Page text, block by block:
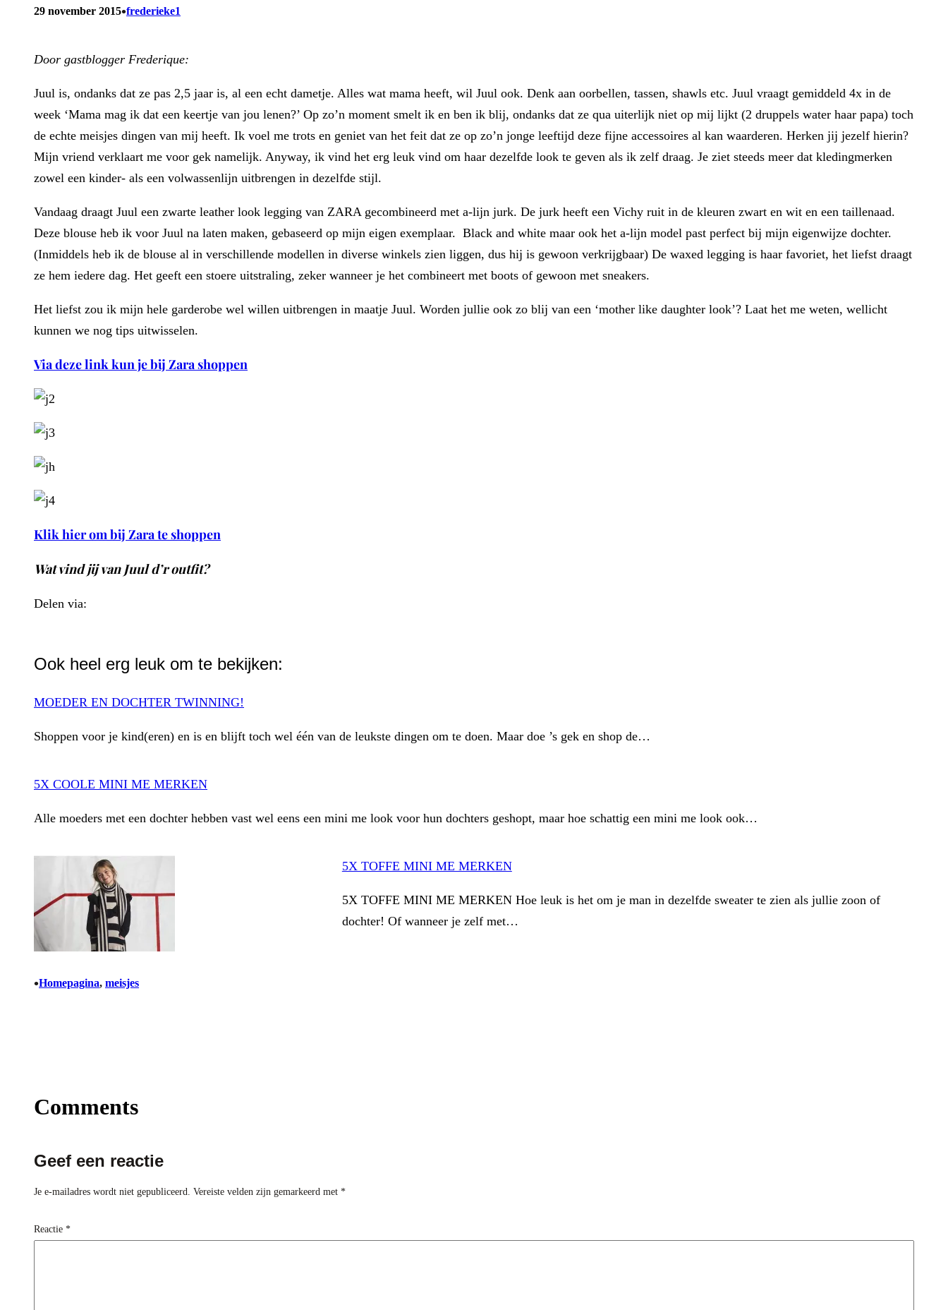
29 november 2015•frederieke1
Door gastblogger Frederique:
Juul is, ondanks dat ze pas 2,5 jaar is, al een echt dametje. Alles wat mama heeft, wil Juul ook. Denk aan oorbellen, tassen, shawls etc. Juul vraagt gemiddeld 4x in de
week ‘Mama mag ik dat een keertje van jou lenen?’ Op zo’n moment smelt ik en ben ik blij, ondanks dat ze qua uiterlijk niet op mij lijkt (2 druppels water haar papa) toch
de echte meisjes dingen van mij heeft. Ik voel me trots en geniet van het feit dat ze op zo’n jonge leeftijd deze fijne accessoires al kan waarderen. Herken jij jezelf hierin?
Mijn vriend verklaart me voor gek namelijk. Anyway, ik vind het erg leuk vind om haar dezelfde look te geven als ik zelf draag. Je ziet steeds meer dat kledingmerken
zowel een kinder- als een volwassenlijn uitbrengen in dezelfde stijl.
Vandaag draagt Juul een zwarte leather look legging van ZARA gecombineerd met a-lijn jurk. De jurk heeft een Vichy ruit in de kleuren zwart en wit en een taillenaad.
Deze blouse heb ik voor Juul na laten maken, gebaseerd op mijn eigen exemplaar. Black and white maar ook het a-lijn model past perfect bij mijn eigenwijze dochter.
(Inmiddels heb ik de blouse al in verschillende modellen in diverse winkels zien liggen, dus hij is gewoon verkrijgbaar) De waxed legging is haar favoriet, het liefst draagt
ze hem iedere dag. Het geeft een stoere uitstraling, zeker wanneer je het combineert met boots of gewoon met sneakers.
Het liefst zou ik mijn hele garderobe wel willen uitbrengen in maatje Juul. Worden jullie ook zo blij van een ‘mother like daughter look’? Laat het me weten, wellicht
kunnen we nog tips uitwisselen.
Via deze link kun je bij Zara shoppen
Klik hier om bij Zara te shoppen
Wat vind jij van Juul d’r outfit?
Delen via:
Ook heel erg leuk om te bekijken:
MOEDER EN DOCHTER TWINNING!
Shoppen voor je kind(eren) en is en blijft toch wel één van de leukste dingen om te doen. Maar doe ’s gek en shop de…
5X COOLE MINI ME MERKEN
Alle moeders met een dochter hebben vast wel eens een mini me look voor hun dochters geshopt, maar hoe schattig een mini me look ook…
5X TOFFE MINI ME MERKEN
5X TOFFE MINI ME MERKEN Hoe leuk is het om je man in dezelfde sweater te zien als jullie zoon of
dochter! Of wanneer je zelf met…
•Homepagina, meisjes
Comments
Geef een reactie
Je e-mailadres wordt niet gepubliceerd. Vereiste velden zijn gemarkeerd met *
Reactie *